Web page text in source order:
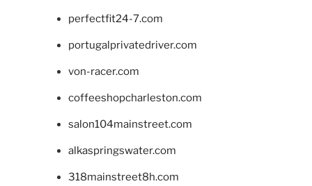
perfectfit24-7.com
portugalprivatedriver.com
von-racer.com
coffeeshopcharleston.com
salon104mainstreet.com
alkaspringswater.com
318mainstreet8h.com